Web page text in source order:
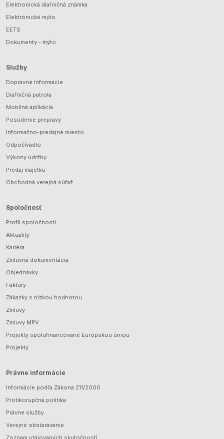
Elektronická diaľničná známka
Elektronické mýto
EETS
Dokumenty - mýto
Služby
Dopravné informácie
Diaľničná patrola
Mobilná aplikácia
Posúdenie prepravy
Informačno-predajné miesto
Odpočívadlo
Výkony údržby
Predaj majetku
Obchodná verejná súťaž
Spoločnosť
Profil spoločnosti
Aktuality
Kariéra
Zmluvná dokumentácia
Objednávky
Faktúry
Zákazky s nízkou hodnotou
Zmluvy
Zmluvy MPV
Projekty spolufinancované Európskou úniou
Projekty
Právne informácie
Informácie podľa Zákona 211/2000
Protikorupčná politika
Právne služby
Verejné obstarávanie
Zoznam utajovaných skutočností